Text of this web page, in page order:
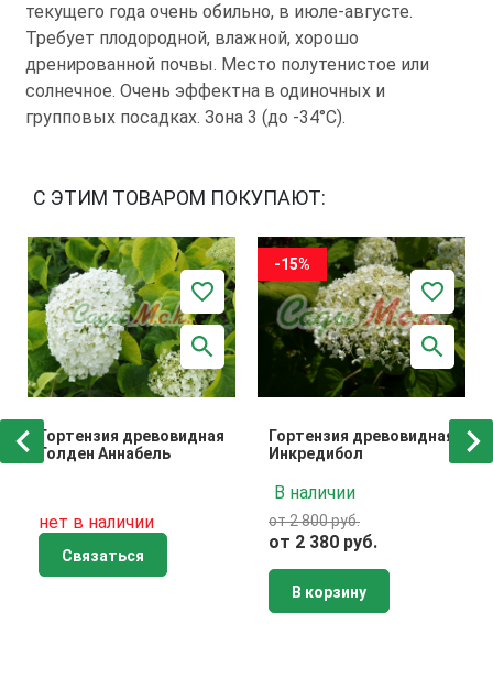
текущего года очень обильно, в июле-августе.
Требует плодородной, влажной, хорошо
дренированной почвы. Место полутенистое или
солнечное. Очень эффектна в одиночных и
групповых посадках. Зона 3 (до -34°С).
С ЭТИМ ТОВАРОМ ПОКУПАЮТ:
Гортензия древовидная
Голден Аннабель
нет в наличии
Связаться
-15%
Гортензия древовидная
Инкредибол
В наличии
от 2 800 руб.
от 2 380 руб.
В корзину